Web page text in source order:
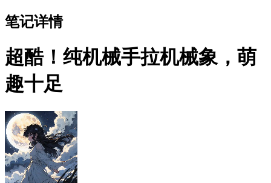
笔记详情
超酷！纯机械手拉机械象，萌
趣十足